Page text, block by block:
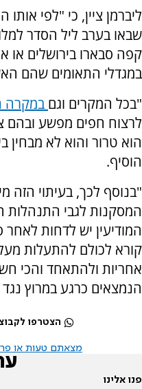
ליברמן ציין, כי "לפי
שבאו בערב ליל הסדר
קפה סבארו בירושלים או
במגדלי התאומים שהם
"בכל המקרים וגם במקרה
לרצוח חפים מפשע ובהם
הוא טרור והוא לא מבחין
הוסיף.
"בנוסף לכך, בעיתוי
המסקנות לגבי התנהלות
המודיעין יש לדחות
קורא לכולם להתעלות
אחריות ולהתאחד והכי
הנמצאים כרגע במרוץ נגד
הצטרפו
מצאתם טעות או
פנו אלינו